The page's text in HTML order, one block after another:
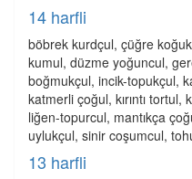
14 harfli
böbrek kurdçul, çüğre
kumul, düzme yoğuncul,
boğmukçul, incik-topukçul,
katmerli çoğul, kırıntı tortul,
liğen-topurcul, mantıkça
uylukçul, sinir coşumcul,
13 harfli